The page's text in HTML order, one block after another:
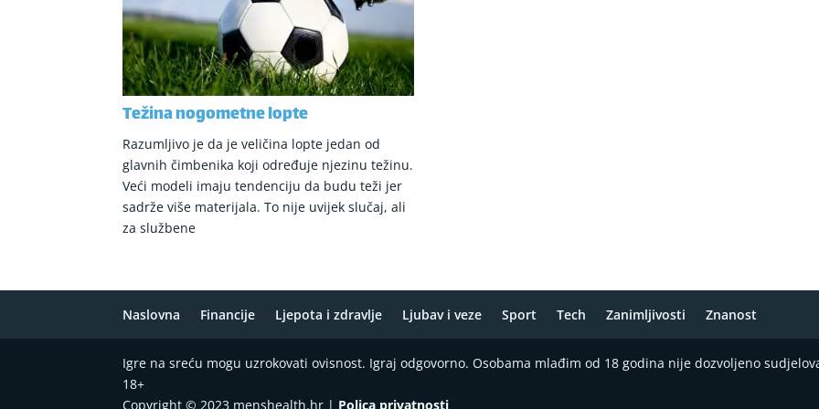
Težina nogometne lopte
Razumljivo je da je veličina lopte jedan od
glavnih čimbenika koji određuje njezinu težinu.
Veći modeli imaju tendenciju da budu teži jer
sadrže više materijala. To nije uvijek slučaj, ali
za službene
Naslovna Financije Ljepota i zdravlje Ljubav i veze Sport Tech Zanimljivosti Znanost
Igre na sreću mogu uzrokovati ovisnost. Igraj odgovorno. Osobama mlađim od 18 godina nije dozvoljeno
18+
Copyright © 2023 menshealth.hr | Polica privatnosti